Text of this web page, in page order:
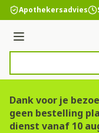
Ga naar de inhoud
Apothekersadvies
Menu
Dank voor je
geen bestelling
dienst vanaf 10